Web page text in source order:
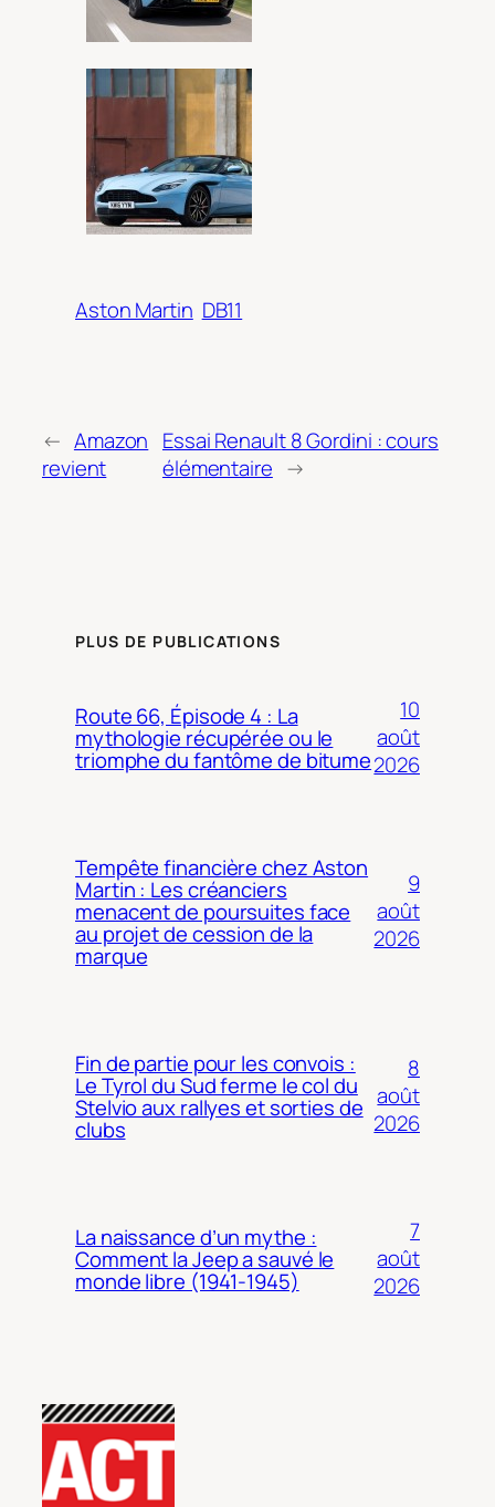
Aston Martin DB11
← Amazon
revient
Essai Renault 8 Gordini : cours
élémentaire →
PLUS DE PUBLICATIONS
Route 66, Épisode 4 : La
mythologie récupérée ou le
triomphe du fantôme de bitume
10
août
2026
Tempête financière chez Aston
Martin : Les créanciers
menacent de poursuites face
au projet de cession de la
marque
9
août
2026
Fin de partie pour les convois :
Le Tyrol du Sud ferme le col du
Stelvio aux rallyes et sorties de
clubs
8
août
2026
La naissance d’un mythe :
Comment la Jeep a sauvé le
monde libre (1941-1945)
7
août
2026